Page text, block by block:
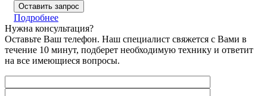
Оставить запрос
Подробнее
Нужна консультация?
Оставьте Ваш телефон. Наш специалист свяжется с Вами в
течение 10 минут, подберет необходимую технику и ответит
на все имеющиеся вопросы.